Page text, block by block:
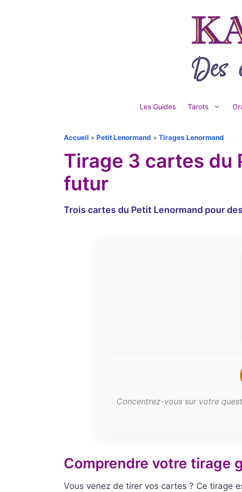
Les Guides Tarots
Accueil » Petit Lenormand » Tirages Lenormand
Tirage 3 cartes du
futur
Trois cartes du Petit Lenormand pour
Concentrez-vous sur votre
Comprendre votre tirage
Vous venez de tirer vos cartes ? Ce tirage